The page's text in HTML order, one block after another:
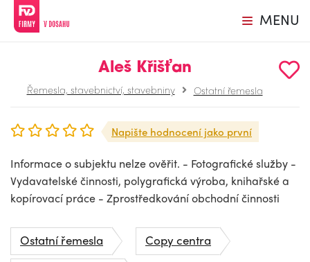
MENU
Aleš Křišťan
Řemesla, stavebnictví, stavebniny Ostatní řemesla
Napište hodnocení jako první
Informace o subjektu nelze ověřit. - Fotografické služby -
Vydavatelské činnosti, polygrafická výroba, knihařské a
kopírovací práce - Zprostředkování obchodní činnosti
Ostatní řemesla
Copy centra